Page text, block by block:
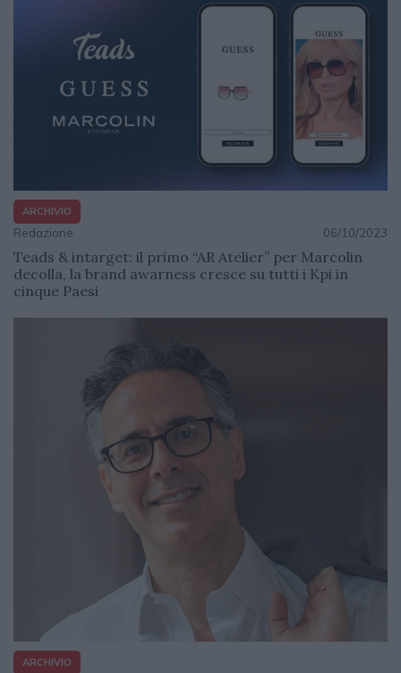
ARCHIVIO
Redazione 06/10/2023
Teads & intarget: il primo “AR Atelier” per Marcolin
decolla, la brand awarness cresce su tutti i Kpi in
cinque Paesi
ARCHIVIO